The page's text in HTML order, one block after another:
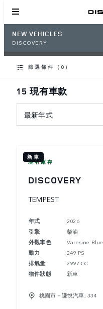
NEW VEHICLES
DISCOVERY
篩選條件 (0)
15 現有車款
最新年式
新車
現有庫存
DISCOVERY
TEMPEST
年式
2026
引擎
柴油
外觀車色
Varesine Blue
動力
249 PS
排氣量
2997 CC
物件狀態
新車
桃園市－謙悅汽車, 334